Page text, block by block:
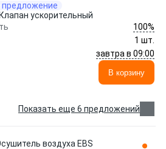
ускорительный
100%
1 шт.
завтра в 09:00
В корзину
Показать еще 6 предложений
воздуха EBS